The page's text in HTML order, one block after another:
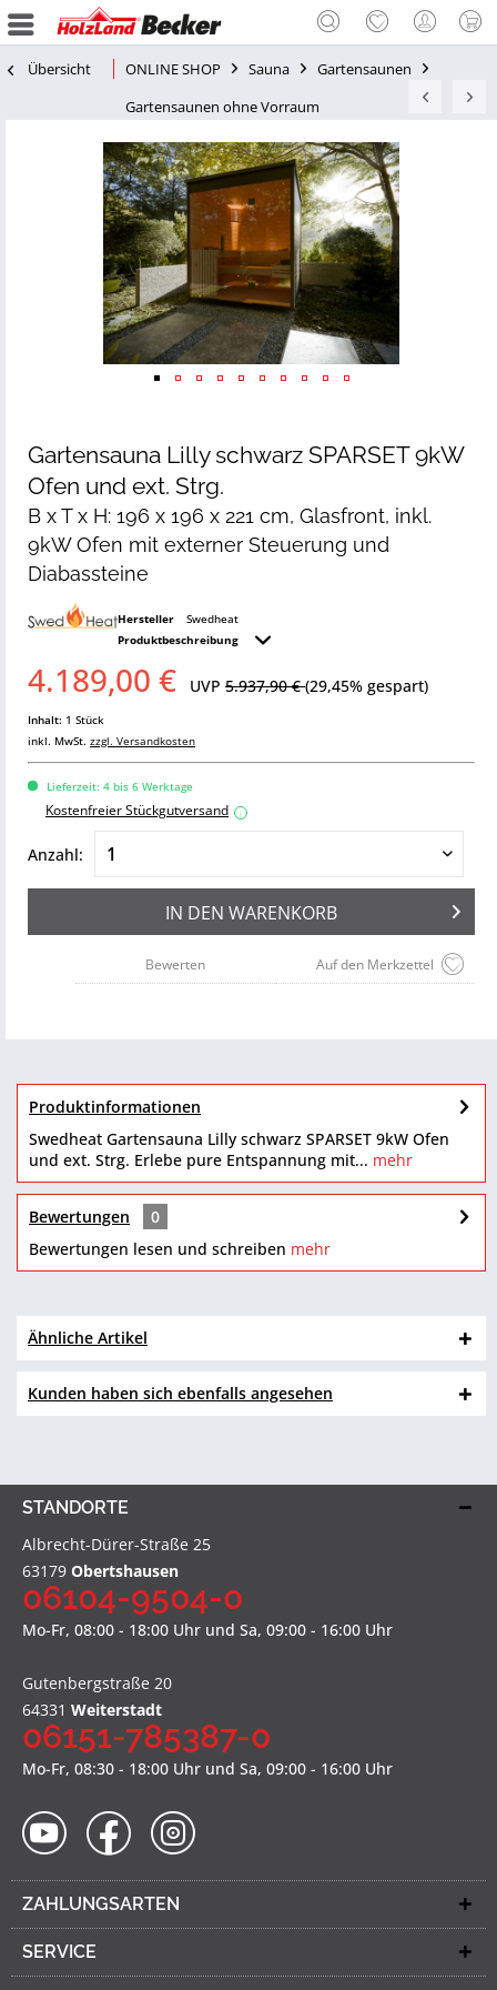
Übersicht ONLINE SHOP Sauna
Gartensaunen
Gartensaunen ohne Vorraum
Gartensauna Lilly schwarz SPARSET 9kW
Ofen und ext. Strg.
B x T x H: 196 x 196 x 221 cm, Glasfront, inkl.
9kW Ofen mit externer Steuerung und
Diabassteine
Hersteller
Swedheat
Produktbeschreibung
4.189,00 € UVP 5.937,90 €(29,45% gespart)
Inhalt: 1 Stück
inkl. MwSt. zzgl. Versandkosten
Lieferzeit: 4 bis 6 Werktage
Kostenfreier Stückgutversand i
Anzahl:
IN DEN WARENKORB
Auf den Merkzettel
Bewerten
Produktinformationen
Swedheat Gartensauna Lilly schwarz SPARSET 9kW Ofen
und ext. Strg. Erlebe pure Entspannung mit... mehr
Bewertungen
0
Bewertungen lesen und schreiben mehr
Ähnliche Artikel
Kunden haben sich ebenfalls angesehen
STANDORTE
Albrecht-Dürer-Straße 25
63179 Obertshausen
06104-9504-0
Mo-Fr, 08:00 - 18:00 Uhr und Sa, 09:00 - 16:00 Uhr
Gutenbergstraße 20
64331 Weiterstadt
06151-785387-0
Mo-Fr, 08:30 - 18:00 Uhr und Sa, 09:00 - 16:00 Uhr
ZAHLUNGSARTEN
SERVICE